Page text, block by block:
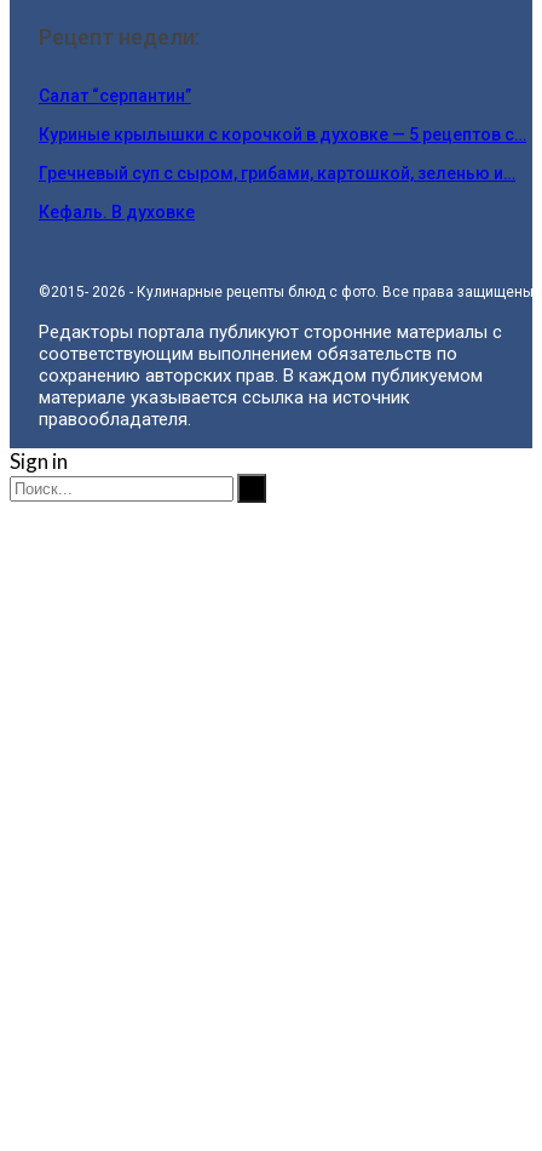
Рецепт недели:
Салат “серпантин”
Куриные крылышки с корочкой в духовке — 5 рецептов с…
Гречневый суп с сыром, грибами, картошкой, зеленью и…
Кефаль. В духовке
©2015- 2026 - Кулинарные рецепты блюд с фото. Все права защищены.
Редакторы портала публикуют сторонние материалы с
соответствующим выполнением обязательств по
сохранению авторских прав. В каждом публикуемом
материале указывается ссылка на источник
правообладателя.
Sign in